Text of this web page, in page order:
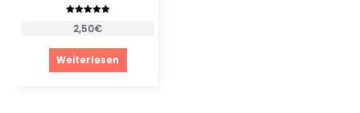
5.00
von 5
2,50€
Weiterlesen